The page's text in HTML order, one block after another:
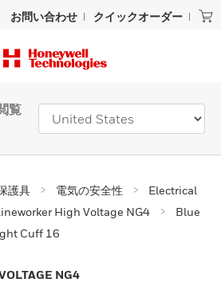
お問い合わせ クイックオーダー
覧
護具 電気の安全性
Electrical
High Voltage NG4
Blue
Cuff 16
NG4